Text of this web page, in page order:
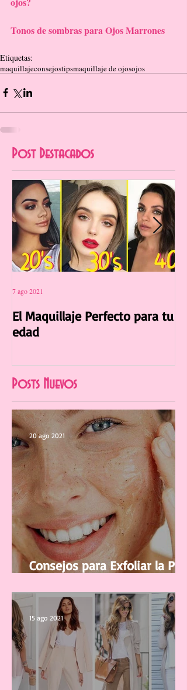
Tonos de sombras para Ojos Marrones
Etiquetas:
maquillajeconsejostipsmaquillaje de ojosojos
Post Destacados
El Maquillaje Perfecto para tu
edad
7 ago 2021
Posts Nuevos
Consejos para Exfoliar la Piel
20 ago 2021
15 ago 2021